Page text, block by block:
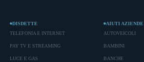
DISDETTE
TELEFONIA E INTERNET
PAY TV E STREAMING
LUCE E GAS
AIUTI AZIENDE
AUTOVEICOLI
BAMBINI
BANCHE